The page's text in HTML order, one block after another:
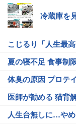
冷蔵庫を
こじるり「人生最
夏の寝不足 食事制
体臭の原因 プロテ
医師が勧める 猫背
人生台無しに…や